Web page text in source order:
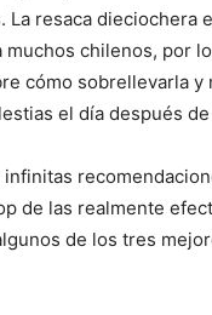
La resaca dieciochera
muchos chilenos, por
cómo sobrellevarla y
el día después
de las realmente
de los tres